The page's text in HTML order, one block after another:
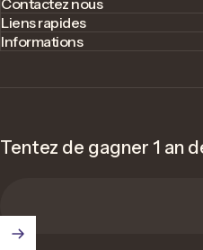
Liens rapides
Informations
Tentez de gagner 1 an